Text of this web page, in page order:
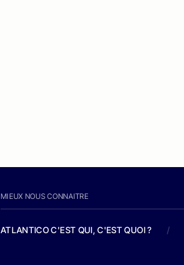
MIEUX NOUS CONNAITRE
ATLANTICO C'EST QUI, C'EST QUOI ? /